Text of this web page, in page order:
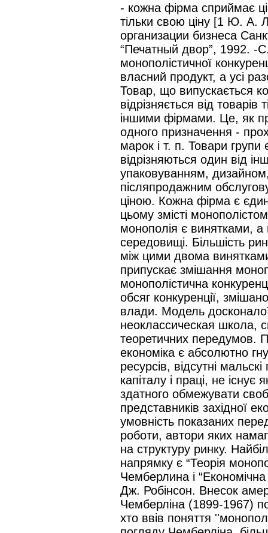
- кожна фірма сприймає
тільки свою ціну [1 Ю. А.
организации бизнеса
“Печатный двор”, 1992. -
монополістичної
власний продукт, а усі
Товар, що випускається
відрізняється від
іншими фірмами. Це, як
одного призначення -
марок і т. п. Товари
відрізняються один від
упаковуванням,
післяпродажним
ціною. Кожна фірма є
цьому змісті
монополія є винятками,
середовищі. Більшість
між цими двома
припускає змішання
монополістична
обсяг конкуренції,
влади. Модель
неоклассическая школа,
теоретичних передумов.
економіка є абсолютно
ресурсів, відсутні
капіталу і праці, не існує
здатного обмежувати
представників західної
умовність показаних
роботи, автори яких
на структуру ринку.
напрямку є “Теорія
Чемберлина і “Економічна
Дж. Робінсон. Внесок
Чемберліна (1899-1967)
хто ввів поняття